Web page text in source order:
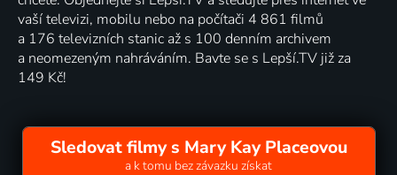
vaší televizi, mobilu nebo na počítači 4 861 filmů
a 176 televizních stanic až s 100 denním archivem
a neomezeným nahráváním. Bavte se s Lepší.TV již za
149 Kč!
Sledovat filmy s Mary Kay Placeovou
a k tomu bez závazku získat